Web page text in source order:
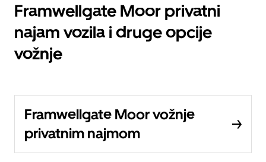
Framwellgate Moor privatni
najam vozila i druge opcije
vožnje
Framwellgate Moor vožnje
privatnim najmom